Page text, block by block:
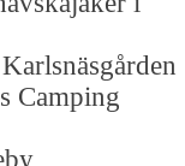
Camping